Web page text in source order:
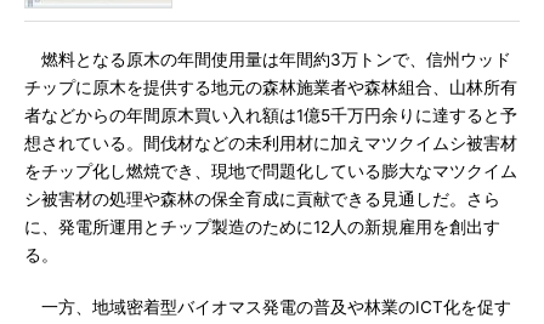
燃料となる原木の年間使用量は年間約3万トンで、信州ウッド
チップに原木を提供する地元の森林施業者や森林組合、山林所有
者などからの年間原木買い入れ額は1億5千万円余りに達すると予
想されている。間伐材などの未利用材に加えマツクイムシ被害材
をチップ化し燃焼でき、現地で問題化している膨大なマツクイム
シ被害材の処理や森林の保全育成に貢献できる見通しだ。さら
に、発電所運用とチップ製造のために12人の新規雇用を創出す
る。
一方、地域密着型バイオマス発電の普及や林業のICT化を促す